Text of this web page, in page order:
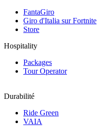
FantaGiro
Giro d'Italia sur Fortnite
Store
Hospitality
Packages
Tour Operator
Durabilité
Ride Green
VAIA